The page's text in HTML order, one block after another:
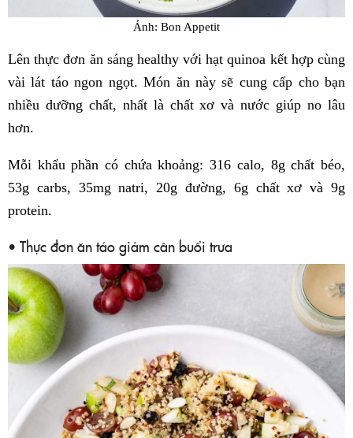
Ảnh: Bon Appetit
Lên thực đơn ăn sáng healthy với hạt quinoa kết hợp cùng
vài lát táo ngon ngọt. Món ăn này sẽ cung cấp cho bạn
nhiều dưỡng chất, nhất là chất xơ và nước giúp no lâu
hơn.
Mỗi khẩu phần có chứa khoảng: 316 calo, 8g chất béo,
53g carbs, 35mg natri, 20g đường, 6g chất xơ và 9g
protein.
• Thực đơn ăn táo giảm cân buổi trưa